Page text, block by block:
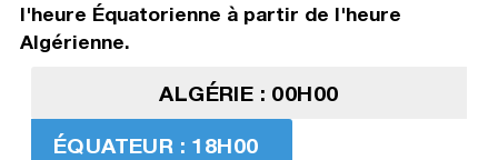
l'heure Équatorienne à partir de l'heure
Algérienne.
ALGÉRIE : 00H00
ÉQUATEUR : 18H00